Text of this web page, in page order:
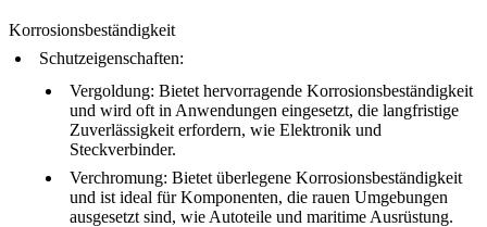
Korrosionsbeständigkeit
Schutzeigenschaften:
Vergoldung: Bietet hervorragende Korrosionsbeständigkeit
und wird oft in Anwendungen eingesetzt, die langfristige
Zuverlässigkeit erfordern, wie Elektronik und
Steckverbinder.
Verchromung: Bietet überlegene Korrosionsbeständigkeit
und ist ideal für Komponenten, die rauen Umgebungen
ausgesetzt sind, wie Autoteile und maritime Ausrüstung.